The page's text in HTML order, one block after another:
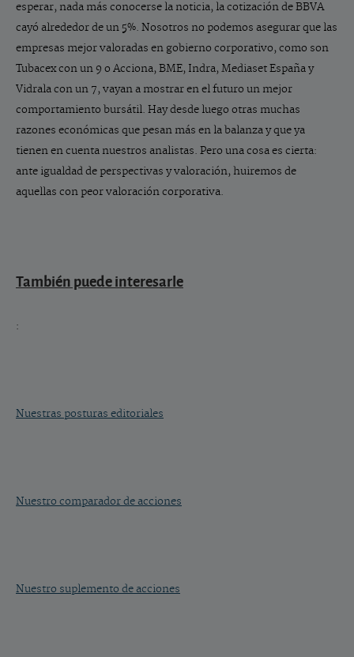
esperar, nada más conocerse la noticia, la cotización de BBVA
cayó alrededor de un 5%. Nosotros no podemos asegurar que las
empresas mejor valoradas en gobierno corporativo, como son
Tubacex con un 9 o Acciona, BME, Indra, Mediaset España y
Vidrala con un 7, vayan a mostrar en el futuro un mejor
comportamiento bursátil. Hay desde luego otras muchas
razones económicas que pesan más en la balanza y que ya
tienen en cuenta nuestros analistas. Pero una cosa es cierta:
ante igualdad de perspectivas y valoración, huiremos de
aquellas con peor valoración corporativa.
También puede interesarle
:
Nuestras posturas editoriales
Nuestro comparador de acciones
Nuestro suplemento de acciones